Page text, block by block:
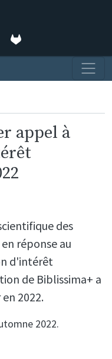
appel à
des
réponse au
d'intérêt
de Biblissima+ a
2022.
2022.